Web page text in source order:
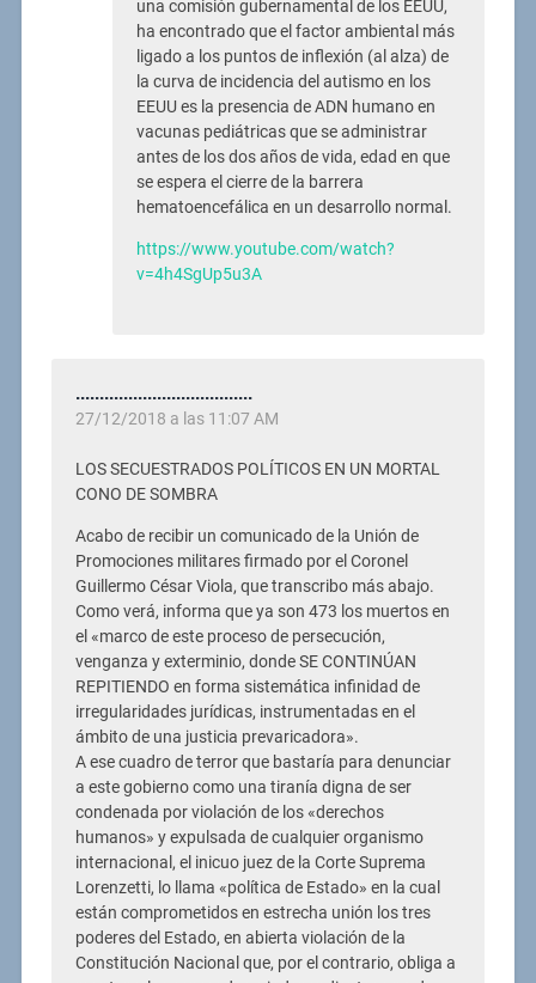
una comisión gubernamental de los EEUU,
ha encontrado que el factor ambiental más
ligado a los puntos de inflexión (al alza) de
la curva de incidencia del autismo en los
EEUU es la presencia de ADN humano en
vacunas pediátricas que se administrar
antes de los dos años de vida, edad en que
se espera el cierre de la barrera
hematoencefálica en un desarrollo normal.
https://www.youtube.com/watch?
v=4h4SgUp5u3A
.....................................
27/12/2018 a las 11:07 AM
LOS SECUESTRADOS POLÍTICOS EN UN MORTAL
CONO DE SOMBRA
Acabo de recibir un comunicado de la Unión de
Promociones militares firmado por el Coronel
Guillermo César Viola, que transcribo más abajo.
Como verá, informa que ya son 473 los muertos en
el «marco de este proceso de persecución,
venganza y exterminio, donde SE CONTINÚAN
REPITIENDO en forma sistemática infinidad de
irregularidades jurídicas, instrumentadas en el
ámbito de una justicia prevaricadora».
A ese cuadro de terror que bastaría para denunciar
a este gobierno como una tiranía digna de ser
condenada por violación de los «derechos
humanos» y expulsada de cualquier organismo
internacional, el inicuo juez de la Corte Suprema
Lorenzetti, lo llama «política de Estado» en la cual
están comprometidos en estrecha unión los tres
poderes del Estado, en abierta violación de la
Constitución Nacional que, por el contrario, obliga a